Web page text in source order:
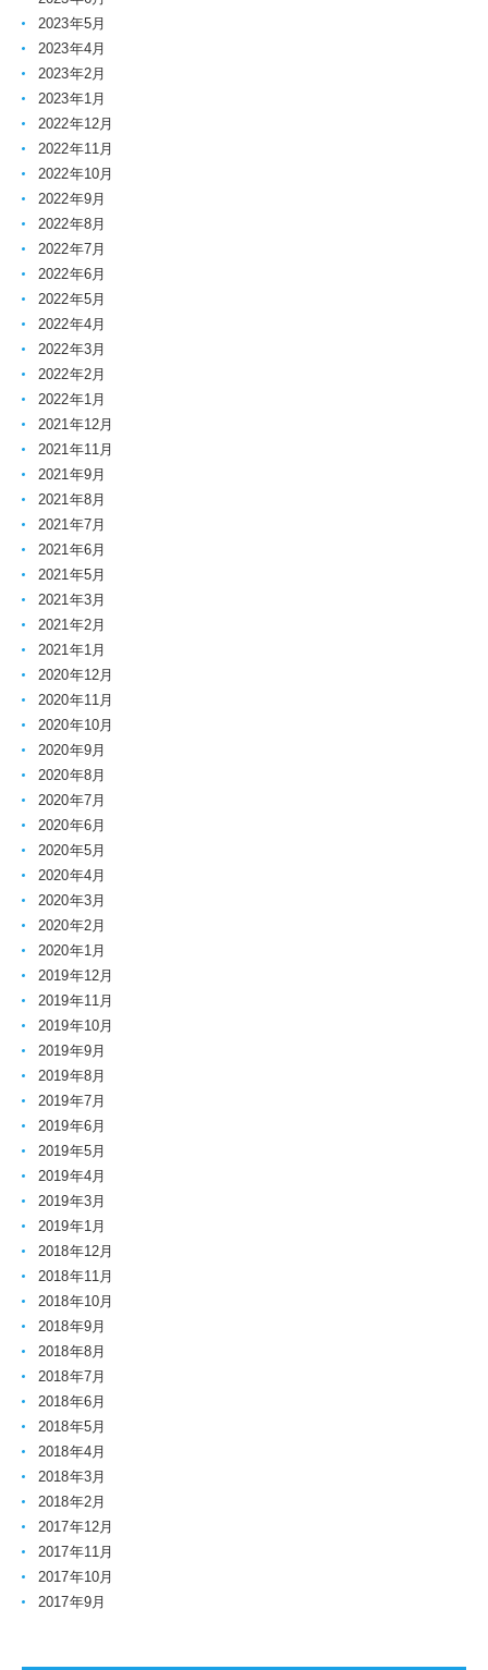
2023年5月
2023年4月
2023年2月
2023年1月
2022年12月
2022年11月
2022年10月
2022年9月
2022年8月
2022年7月
2022年6月
2022年5月
2022年4月
2022年3月
2022年2月
2022年1月
2021年12月
2021年11月
2021年9月
2021年8月
2021年7月
2021年6月
2021年5月
2021年3月
2021年2月
2021年1月
2020年12月
2020年11月
2020年10月
2020年9月
2020年8月
2020年7月
2020年6月
2020年5月
2020年4月
2020年3月
2020年2月
2020年1月
2019年12月
2019年11月
2019年10月
2019年9月
2019年8月
2019年7月
2019年6月
2019年5月
2019年4月
2019年3月
2019年1月
2018年12月
2018年11月
2018年10月
2018年9月
2018年8月
2018年7月
2018年6月
2018年5月
2018年4月
2018年3月
2018年2月
2017年12月
2017年11月
2017年10月
2017年9月